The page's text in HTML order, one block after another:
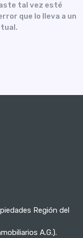
tal vez esté
que lo lleva a un
Región del
A.G.).